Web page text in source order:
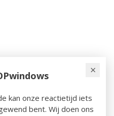
×
kan onze reactietijd iets
bent. Wij doen ons